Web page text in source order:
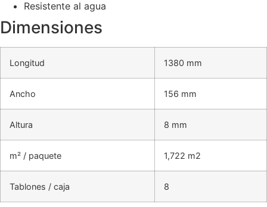
Resistente al agua
Dimensiones
Longitud 1380 mm
Ancho 156 mm
Altura 8 mm
m² / paquete 1,722 m2
Tablones / caja 8